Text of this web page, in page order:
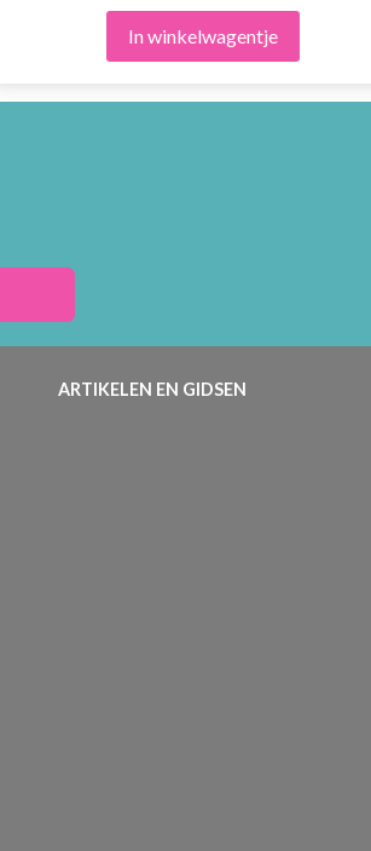
In winkelwagentje
ARTIKELEN EN GIDSEN